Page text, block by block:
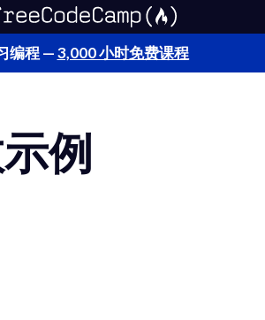
编程 —3,000 小时免费课程
例